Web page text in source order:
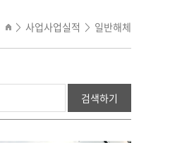
> 사업사업실적 > 일반해체
검색하기